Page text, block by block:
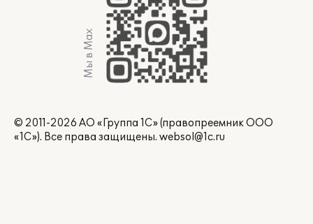
Мы в Max
© 2011-2026 АО «Группа 1С» (правопреемник ООО
«1С»). Все права защищены. websol@1c.ru